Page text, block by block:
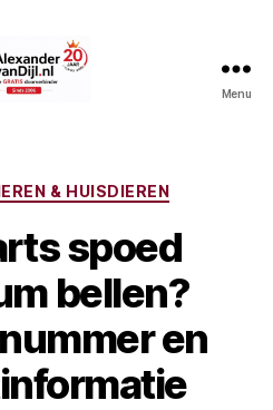
Menu
Categorieën
& HUISDIEREN
spoed
bellen?
en